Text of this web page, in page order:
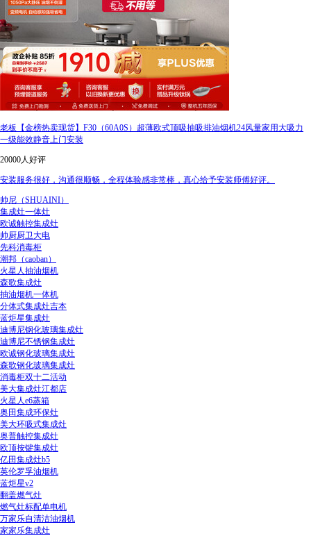
老板【金榜热卖现货】F30（60A0S）超薄欧式顶吸抽吸排油烟机24风量家用大吸力
一级能效静音上门安装
20000人好评
安装服务很好，沟通很顺畅，全程体验感非常棒，真心给予安装师傅好评。
帅尼（SHUAINI）
集成灶一体灶
欧诚触控集成灶
帅厨厨卫大电
先科消毒柜
潮邦（caoban）
火星人抽油烟机
森歌集成灶
抽油烟机一体机
分体式集成灶吉本
蓝炬星集成灶
迪博尼钢化玻璃集成灶
迪博尼不锈钢集成灶
欧诚钢化玻璃集成灶
森歌钢化玻璃集成灶
消毒柜双十二活动
美大集成灶江都店
火星人e6蒸箱
奥田集成环保灶
美大环吸式集成灶
奥普触控集成灶
欧顶按键集成灶
亿田集成灶b5
英伦罗孚油烟机
蓝炬星v2
翻盖燃气灶
燃气灶标配单电机
万家乐自清洁油烟机
家家乐集成灶